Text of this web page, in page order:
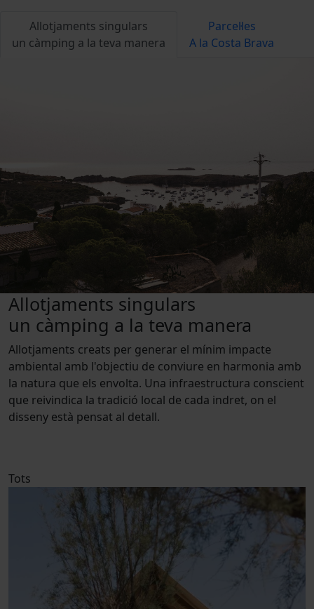
Allotjaments singulars
un càmping a la teva manera
Parcel·les
A la Costa Brava
Allotjaments singulars
un càmping a la teva manera
Allotjaments creats per generar el mínim impacte
ambiental amb l'objectiu de conviure en harmonia amb
la natura que els envolta. Una infraestructura conscient
que reivindica la tradició local de cada indret, on el
disseny està pensat al detall.
Tots